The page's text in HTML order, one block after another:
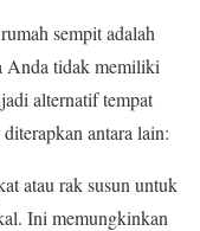
sempit adalah
Anda tidak memiliki
alternatif tempat
antara lain:
atau rak susun untuk
Ini memungkinkan